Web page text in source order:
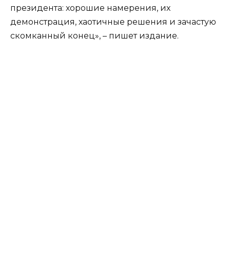
президента: хорошие намерения, их
демонстрация, хаотичные решения и зачастую
скомканный конец», – пишет издание.